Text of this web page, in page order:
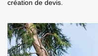
création de devis.